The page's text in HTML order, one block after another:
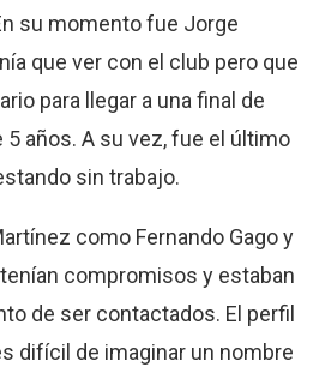
su momento fue Jorge
que ver con el club pero que
para llegar a una final de
años. A su vez, fue el último
sin trabajo.
como Fernando Gago y
compromisos y estaban
de ser contactados. El perfil
difícil de imaginar un nombre